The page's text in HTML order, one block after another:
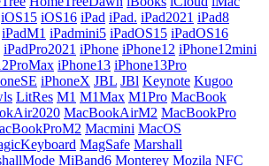
iOS15 iOS16 iPad iPad. iPad2021 iPad8
iPadM1 iPadmini5 iPadOS15 iPadOS16
iPadPro2021 iPhone iPhone12 iPhone12mini
iPhone13 iPhone13Pro
iPhoneX JBL JBl Keynote Kugoo
LitRes M1 M1Max M1Pro MacBook
MacBookAirM2 MacBookPro
Macmini MacOS
MagSafe Marshall
MiBand6 Monterey Mozila NFC